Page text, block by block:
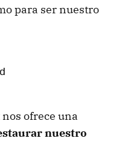
para ser nuestro
ofrece una
nuestro